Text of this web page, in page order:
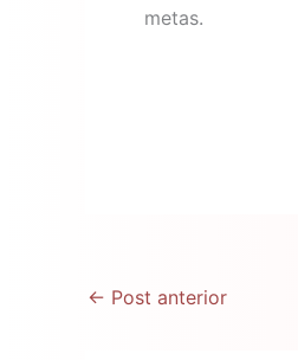
metas.
← Post anterior